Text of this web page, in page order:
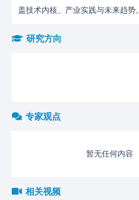
盖技术内核、产业实践与未来趋势。
研究方向
专家观点
暂无任何内容
相关视频